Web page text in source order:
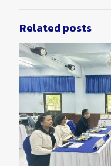
Related posts